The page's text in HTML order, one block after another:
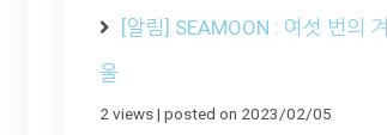
[알림] SEAMOON : 여섯 번의 겨
울
2 views| posted on 2023/02/05